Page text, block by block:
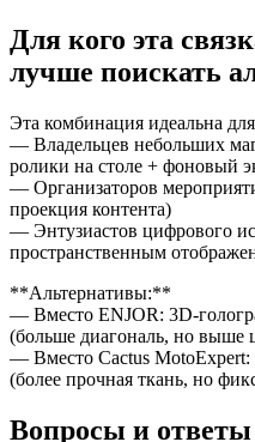
Для кого эта
лучше поискать
Эта комбинация идеальна
— Владельцев небольших
ролики на столе + фоновый
— Организаторов
проекция контента)
— Энтузиастов цифрового
пространственным
**Альтернативы:**
— Вместо ENJOR: 3D-
(больше диагональ, но выше
— Вместо Cactus MotoExpert:
(более прочная ткань, но
Вопросы и ответы